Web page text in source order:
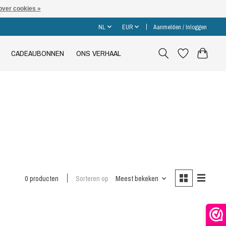
NL EUR Aanmelden / Inloggen
CADEAUBONNEN ONS VERHAAL
0 producten Sorteren op Meest bekeken
cookies »